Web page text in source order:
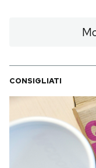
AREA
Newsletter
Notifiche
Regala il Post
Hai bisogno di
CONSIGLIATI